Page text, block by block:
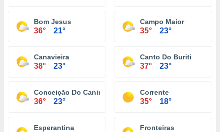
Bom Jesus
36° 21°
Campo Maior
35° 23°
Canavieira
38° 23°
Canto Do Buriti
37° 23°
Conceição Do Caninde
36° 23°
Corrente
35° 18°
Esperantina Fronteiras